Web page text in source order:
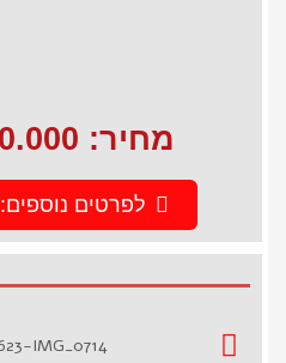
מחיר: 1.980.000 ש''ח
לפרטים נוספים: 054-8116166